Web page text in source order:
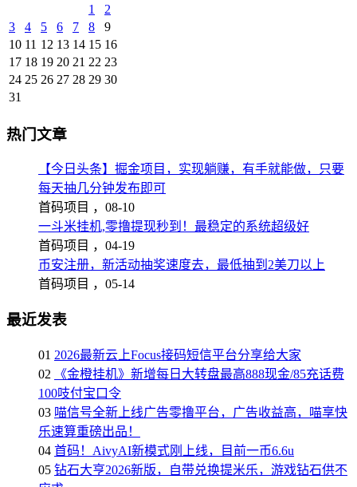
1
2
3
4 5 6 7 8
9
10 11 12 13 14 15 16
17 18 19 20 21 22 23
24 25 26 27 28 29 30
31
热门文章
【今日头条】掘金项目，实现躺赚，有手就能做，只要
每天抽几分钟发布即可
首码项目 ， 08-10
一斗米挂机,零撸提现秒到！最稳定的系统超级好
首码项目 ， 04-19
币安注册，新活动抽奖速度去，最低抽到2美刀以上
首码项目 ， 05-14
最近发表
01 2026最新云上Focus接码短信平台分享给大家
02
《金橙挂机》新增每日大转盘最高888现金/85充话费
100吱付宝口令
03 喵信号全新上线广告零撸平台，广告收益高，喵享快
乐速算重磅出品！
04 首码！AivyAI新模式刚上线，目前一币6.6u
05 钻石大亨2026新版，自带兑换提米乐，游戏钻石供不